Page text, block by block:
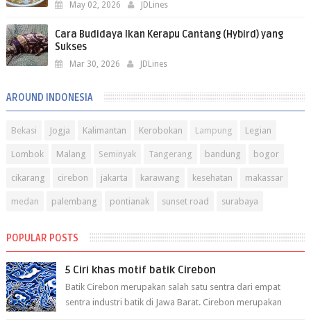
May 02, 2026 JDLines
Cara Budidaya Ikan Kerapu Cantang (Hybird) yang
Sukses
Mar 30, 2026 JDLines
AROUND INDONESIA
Bekasi Jogja Kalimantan Kerobokan Lampung Legian
Lombok Malang Seminyak Tangerang bandung bogor
cikarang cirebon jakarta karawang kesehatan makassar
medan palembang pontianak sunset road surabaya
POPULAR POSTS
5 Ciri khas motif batik Cirebon
Batik Cirebon merupakan salah satu sentra dari empat
sentra industri batik di Jawa Barat. Cirebon merupakan